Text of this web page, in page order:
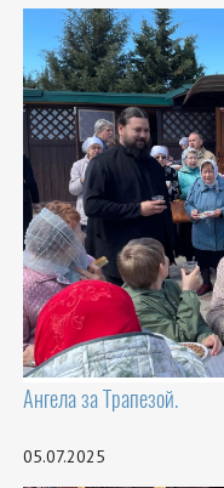
Ангела за Трапезой.
05.07.2025